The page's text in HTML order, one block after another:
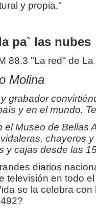
y propia."
pa` las nubes
88.3 "La red" de
Molina
grabador
y en el mundo.
Museo de Bellas
chayeros
y cajas desde las
diarios
televisión en todo
se la celebra